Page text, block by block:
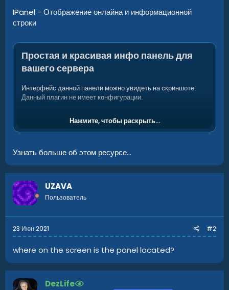
IPanel - Отображение онлайна и информационной
строки
Простая и красивая инфо панель для
вашего сервера
Интерфейс данной панели можно увидеть на скриншоте.
Данный плагин не имеет конфигурации.
Нажмите, чтобы раскрыть...
Узнать больше об этом ресурсе...
UZAVA
Пользователь
23 Июн 2021 #2
where on the screen is the panel located?
DezLife